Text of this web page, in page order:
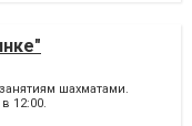
шахматами.
12:00.